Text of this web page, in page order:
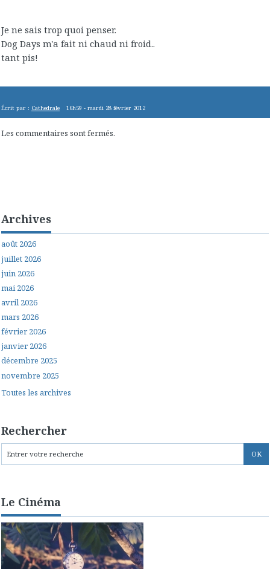
Je ne sais trop quoi penser.
Dog Days m'a fait ni chaud ni froid..
tant pis!
Écrit par : Cathedrale 16h59 -mardi 28 février 2012
Les commentaires sont fermés.
Archives
août 2026
juillet 2026
juin 2026
mai 2026
avril 2026
mars 2026
février 2026
janvier 2026
décembre 2025
novembre 2025
Toutes les archives
Rechercher
Le Cinéma